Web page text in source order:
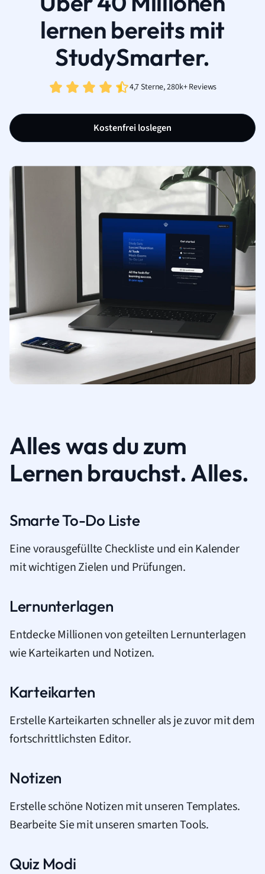
lernen bereits mit
StudySmarter.
4,7 Sterne, 280k+ Reviews
Kostenfrei loslegen
Alles was du zum
Lernen brauchst. Alles.
Smarte To-Do Liste
Eine vorausgefüllte Checkliste und ein Kalender
mit wichtigen Zielen und Prüfungen.
Lernunterlagen
Entdecke Millionen von geteilten Lernunterlagen
wie Karteikarten und Notizen.
Karteikarten
Erstelle Karteikarten schneller als je zuvor mit dem
fortschrittlichsten Editor.
Notizen
Erstelle schöne Notizen mit unseren Templates.
Bearbeite Sie mit unseren smarten Tools.
Quiz Modi